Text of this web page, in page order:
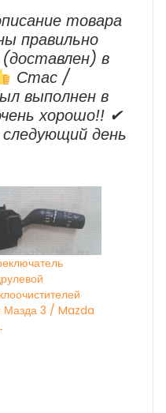
товара
правильно
в
Стас /
выполнен в
хорошо!! ✔
день
Мазда 3 / Mazda